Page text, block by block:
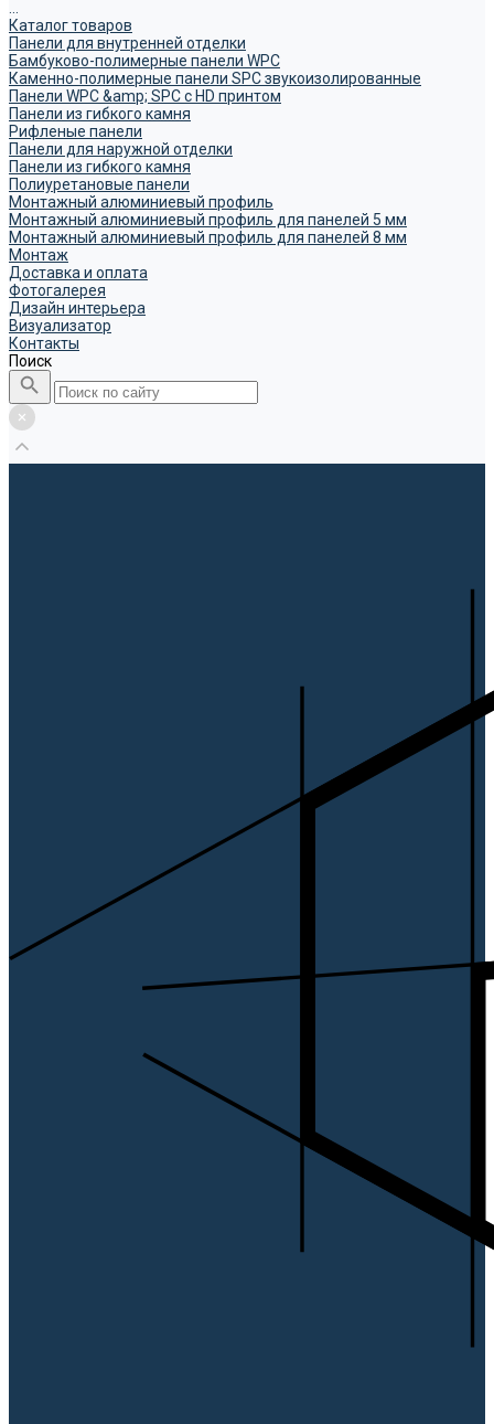
Каталог товаров
Панели для внутренней отделки
Бамбуково-полимерные панели WPC
Каменно-полимерные панели SPC звукоизолированные
Панели WPC &amp; SPC с HD принтом
Панели из гибкого камня
Рифленые панели
Панели для наружной отделки
Панели из гибкого камня
Полиуретановые панели
Монтажный алюминиевый профиль
Монтажный алюминиевый профиль для панелей 5 мм
Монтажный алюминиевый профиль для панелей 8 мм
Монтаж
Доставка и оплата
Фотогалерея
Дизайн интерьера
Визуализатор
Контакты
Поиск